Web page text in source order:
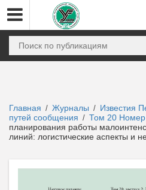
Главная / Журналы / Известия
путей сообщения / Том 20 Номер
планирования работы
линий: логистические аспекты и